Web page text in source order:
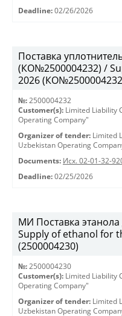
Deadline: 02/26/2026
Поставка
(КО№2500004232) /
2026
№: 2500004232
Customer(s): Limited Liability
Operating Company"
Organizer of tender: Limited
Uzbekistan Operating
Documents: Исх. 02-01-32-
Deadline: 02/25/2026
МИ Поставка
Supply of ethanol for
(2500004230)
№: 2500004230
Customer(s): Limited Liability
Operating Company"
Organizer of tender: Limited
Uzbekistan Operating